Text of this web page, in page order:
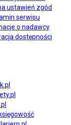
ustawień zgód
serwisu
o nadawcy
dostępności